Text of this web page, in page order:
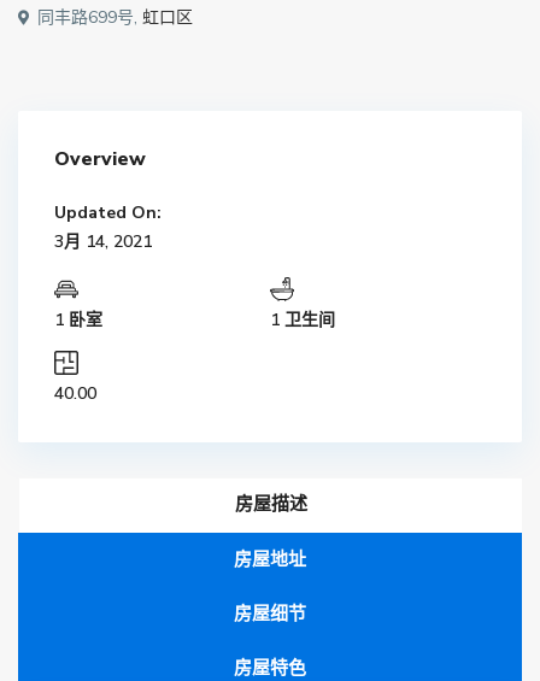
同丰路699号, 虹口区
Overview
Updated On:
3月 14, 2021
1 卧室 1 卫生间
40.00
房屋描述
房屋地址
房屋细节
房屋特色